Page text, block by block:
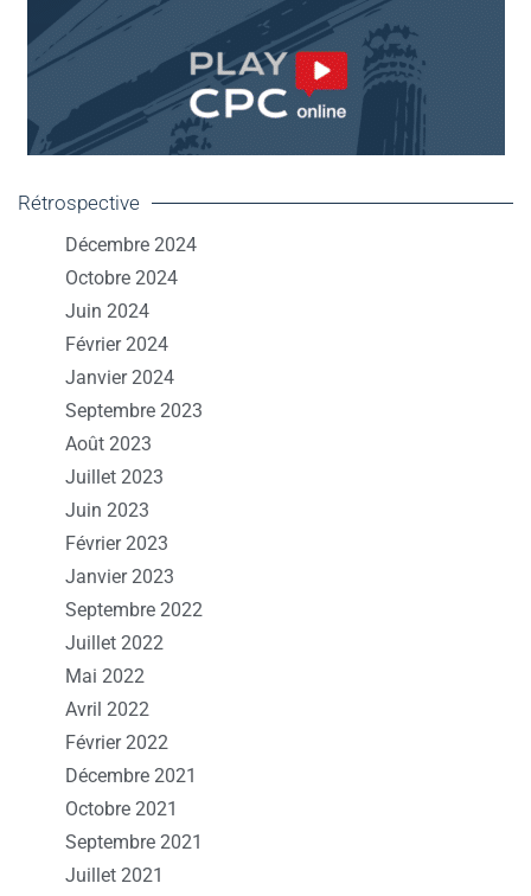
Rétrospective
Décembre 2024
Octobre 2024
Juin 2024
Février 2024
Janvier 2024
Septembre 2023
Août 2023
Juillet 2023
Juin 2023
Février 2023
Janvier 2023
Septembre 2022
Juillet 2022
Mai 2022
Avril 2022
Février 2022
Décembre 2021
Octobre 2021
Septembre 2021
Juillet 2021